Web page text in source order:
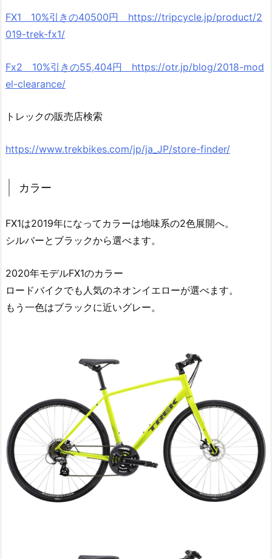
FX1 10%引きの40500円 https://tripcycle.jp/product/2
019-trek-fx1/
Fx2 10%引きの55,404円 https://otr.jp/blog/2018-mod
el-clearance/
トレックの販売店検索
https://www.trekbikes.com/jp/ja_JP/store-finder/
カラー
FX1は2019年になってカラーは地味系の2色展開へ。
シルバーとブラックから選べます。
2020年モデルFX1のカラー
ロードバイクでも人気のネオンイエローが選べます。
もう一色はブラックに近いグレー。